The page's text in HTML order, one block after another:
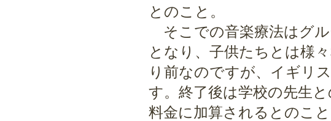
とのこと。
そこでの音楽療法はグ
となり、子供たちとは様
り前なのですが、イギリ
す。終了後は学校の先生
料金に加算されるとのこと